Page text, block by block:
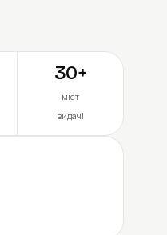
30+
міст
видачі